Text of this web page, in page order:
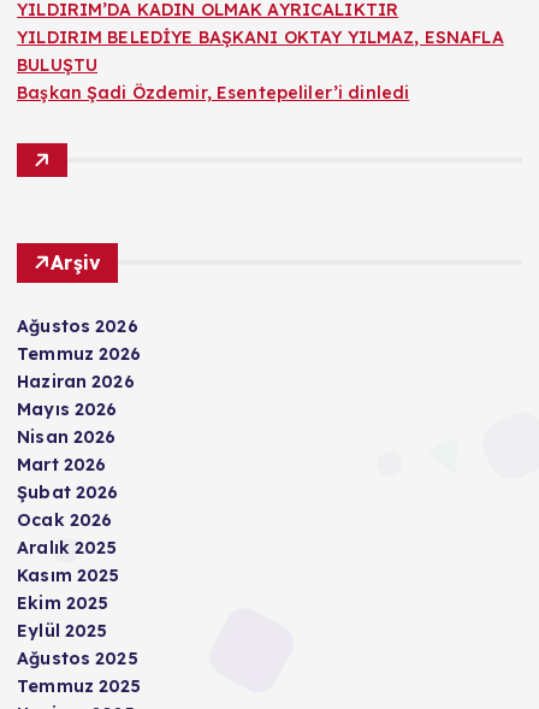
YILDIRIM’DA KADIN OLMAK AYRICALIKTIR
YILDIRIM BELEDİYE BAŞKANI OKTAY YILMAZ, ESNAFLA
BULUŞTU
Başkan Şadi Özdemir, Esentepeliler’i dinledi
Arşiv
Ağustos 2026
Temmuz 2026
Haziran 2026
Mayıs 2026
Nisan 2026
Mart 2026
Şubat 2026
Ocak 2026
Aralık 2025
Kasım 2025
Ekim 2025
Eylül 2025
Ağustos 2025
Temmuz 2025